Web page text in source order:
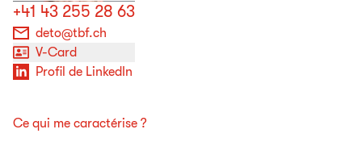
+41 43 255 28 63
deto@tbf.ch
V-Card
Profil de LinkedIn
Ce qui me caractérise ?